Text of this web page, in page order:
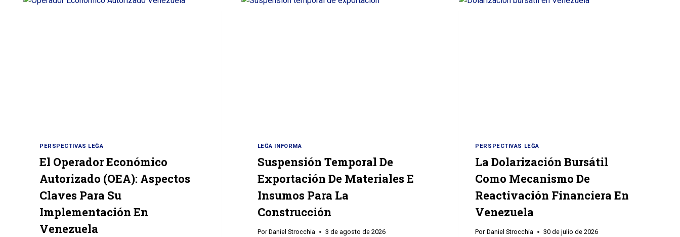
PERSPECTIVAS LEĜA
El Operador Económico
Autorizado (OEA): Aspectos
Claves Para Su
Implementación En
Venezuela
LEĜA INFORMA
Suspensión Temporal De
Exportación De Materiales E
Insumos Para La
Construcción
Por Daniel Strocchia 3 de agosto de 2026
PERSPECTIVAS LEĜA
La Dolarización Bursátil
Como Mecanismo De
Reactivación Financiera En
Venezuela
Por Daniel Strocchia 30 de julio de 2026